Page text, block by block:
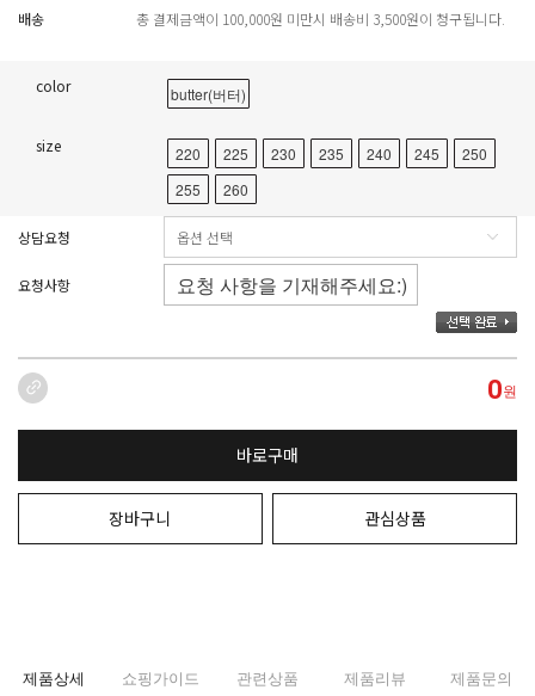
배송
총 결제금액이 100,000원 미만시 배송비 3,500원이 청구됩니다.
color butter(버터)
size 220 225 230 235 240 245
250
255
260
상담요청
요청사항
0원
바로구매
장바구니 관심상품
제품상세 쇼핑가이드 관련상품 제품리뷰 제품문의